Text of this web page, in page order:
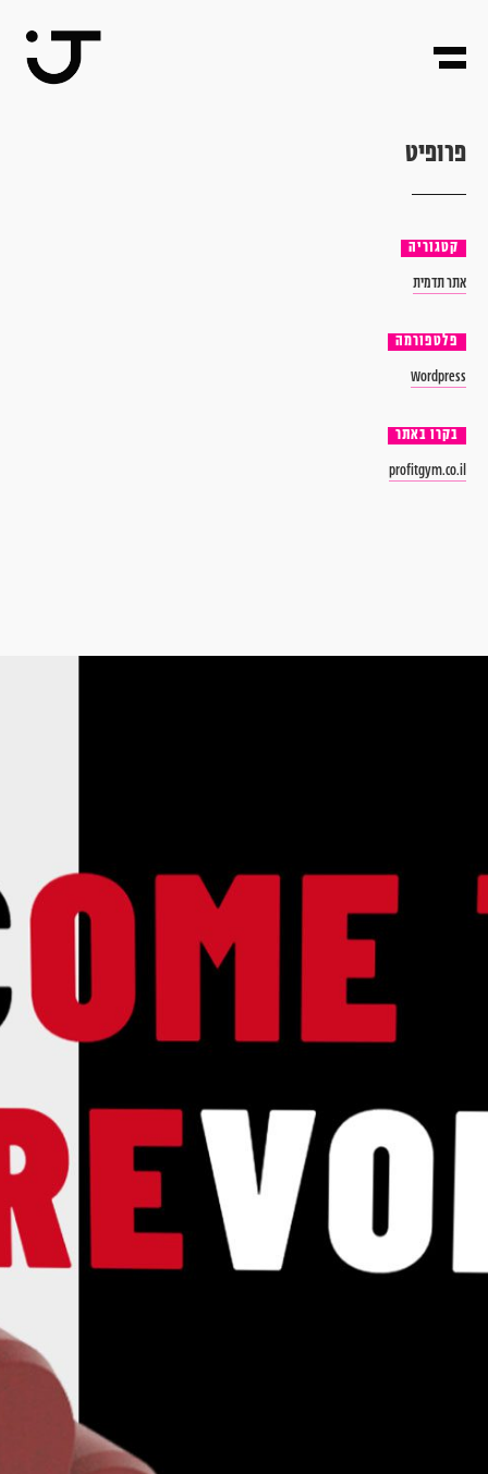
פרופיט
קטגוריה
אתרתדמית
פלטפורמה
Wordpress
בקרו באתר
profitgym.co.il